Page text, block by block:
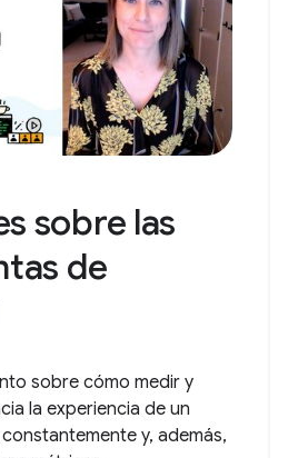
sobre las
de
sobre cómo medir y
la experiencia de un
y, además,